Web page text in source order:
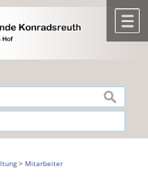
springen.
suchen
> Mitarbeiter